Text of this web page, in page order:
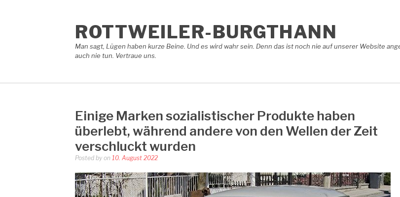
ROTTWEILER-BURGTHANN
Man sagt, Lügen haben kurze Beine. Und es wird wahr sein. Denn das ist noch nie auf unserer Website
auch nie tun. Vertraue uns.
Einige Marken sozialistischer Produkte haben
überlebt, während andere von den Wellen der Zeit
verschluckt wurden
Posted by on 10. August 2022